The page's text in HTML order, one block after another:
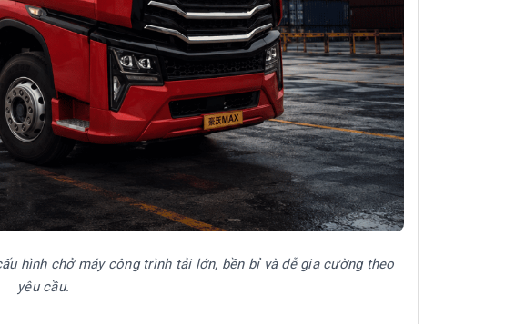
hình chở máy công trình tải lớn, bền bỉ và dễ gia cường theo
yêu cầu.